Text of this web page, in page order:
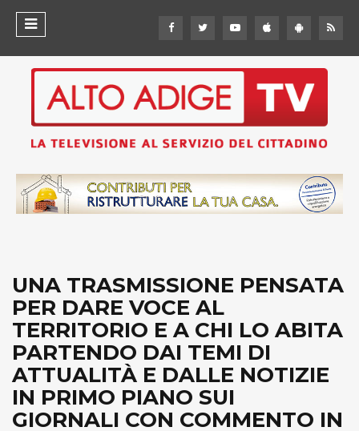
UNA TRASMISSIONE PENSATA
PER DARE VOCE AL
TERRITORIO E A CHI LO ABITA
PARTENDO DAI TEMI DI
ATTUALITÀ E DALLE NOTIZIE
IN PRIMO PIANO SUI
GIORNALI CON COMMENTO IN